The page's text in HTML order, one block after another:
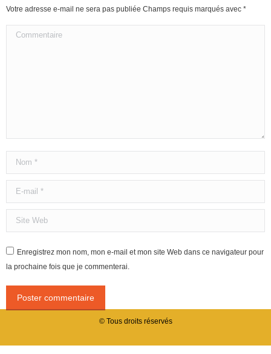
Votre adresse e-mail ne sera pas publiée Champs requis marqués avec *
Commentaire
Nom *
E-mail *
Site Web
Enregistrez mon nom, mon e-mail et mon site Web dans ce navigateur pour
la prochaine fois que je commenterai.
Poster commentaire
© Tous droits réservés